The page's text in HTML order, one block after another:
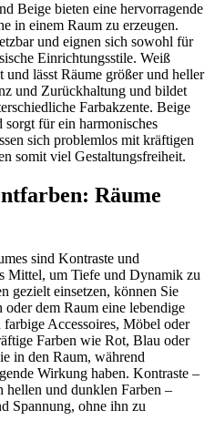
Beige bieten eine hervorragende
in einem Raum zu erzeugen.
und eignen sich sowohl für
Einrichtungsstile. Weiß
lässt Räume größer und heller
und Zurückhaltung und bildet
Farbakzente. Beige
sorgt für ein harmonisches
sich problemlos mit kräftigen
somit viel Gestaltungsfreiheit.
Räume
sind Kontraste und
Mittel, um Tiefe und Dynamik zu
gezielt einsetzen, können Sie
dem Raum eine lebendige
Accessoires, Möbel oder
Farben wie Rot, Blau oder
in den Raum, während
Wirkung haben. Kontraste –
und dunklen Farben –
Spannung, ohne ihn zu